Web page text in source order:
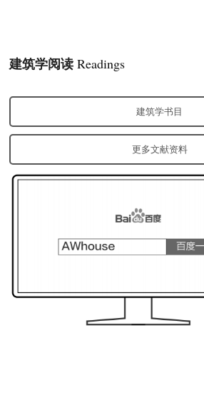
建筑学阅读 Readings
建筑学书目
更多文献资料